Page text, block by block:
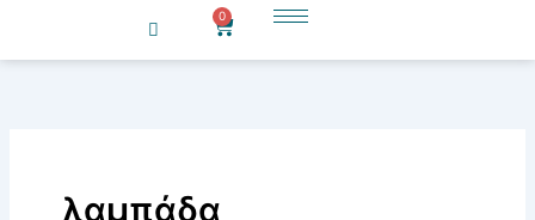
0
Cart
λαμπάδα